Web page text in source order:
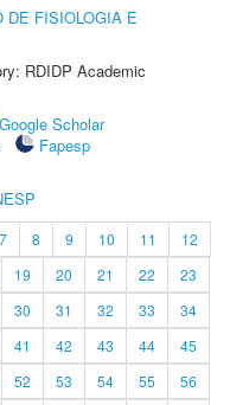
DE FISIOLOGIA E
RDIDP Academic
Google Scholar
Fapesp
7 8 9 10 11
12
19 20 21 22
23
30 31 32 33
34
41 42 43 44
45
52 53 54 55
56